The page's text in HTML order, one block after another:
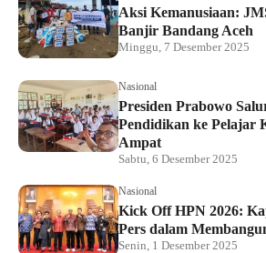
Aksi Kemanusiaan:
Banjir Bandang Aceh
Minggu, 7 Desember 2025
Nasional
Presiden Prabowo
Pendidikan ke Pelajar
Ampat
Sabtu, 6 Desember 2025
Nasional
Kick Off HPN 2026:
Pers dalam
Senin, 1 Desember 2025